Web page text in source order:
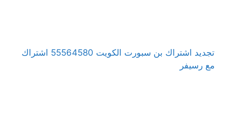
تجديد اشتراك بن سبورت الكويت 55564580 اشتراك
مع رسيفر